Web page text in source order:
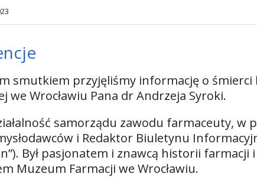
smutkiem przyjęliśmy informację o śmierci
we Wrocławiu Pana dr Andrzeja Syroki.
samorządu zawodu farmaceuty, w
i Redaktor Biuletynu
Był pasjonatem i znawcą historii
Muzeum Farmacji we Wrocławiu.